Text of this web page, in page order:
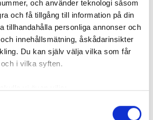
och använder teknologi såsom
och få tillgång till information på din
tillhandahålla personliga annonser och
innehållsmätning, åskådarinsikter
Du kan själv välja vilka som får
i vilka syften.
noggrannhet på upp till flera meter
mycket spring och att det ska komma
det många kunder reagerar ofta
Men finns det ingen reception så är
se vad som händer. Det skapas en
är en person som tycker det är okej att
man inte har de bästa värderingarna.